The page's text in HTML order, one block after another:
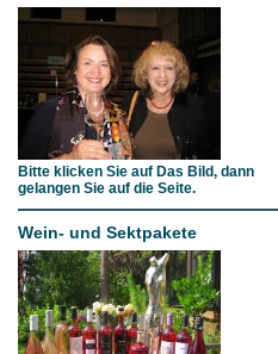
Bitte klicken Sie auf Das Bild, dann
gelangen Sie auf die Seite.
Wein- und Sektpakete